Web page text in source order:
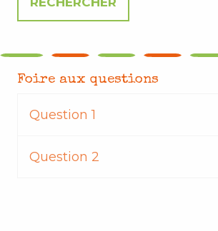
Foire aux questions
Question 1
Question 2